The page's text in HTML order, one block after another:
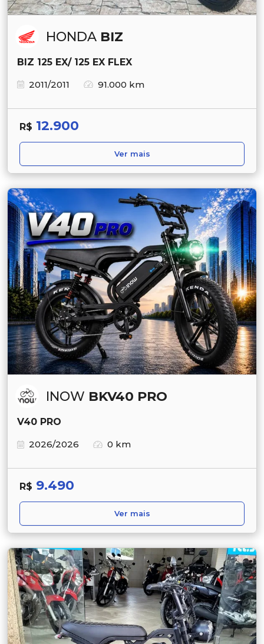
HONDA BIZ
BIZ 125 EX/ 125 EX FLEX
2011/2011
91.000 km
R$ 12.900
Ver mais
INOW BKV40 PRO
V40 PRO
2026/2026
0 km
R$ 9.490
Ver mais